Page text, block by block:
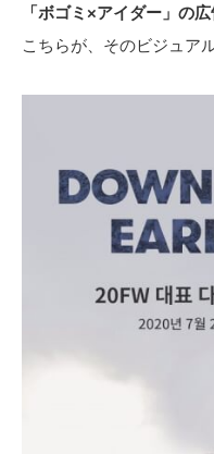
「ボゴミ×アイダー」の
こちらが、そのビジュア